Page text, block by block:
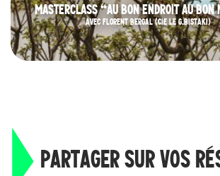
MASTERCLASS “AU BON ENDROIT AU BON
AVEC FLORENT BERGAL (CIE LE G.BISTAKI)
PARTAGER SUR VOS